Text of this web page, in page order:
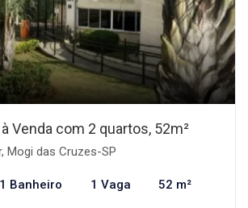
Venda com 2 quartos, 52m²
Mogi das Cruzes-SP
1 Banheiro 1 Vaga 52 m²